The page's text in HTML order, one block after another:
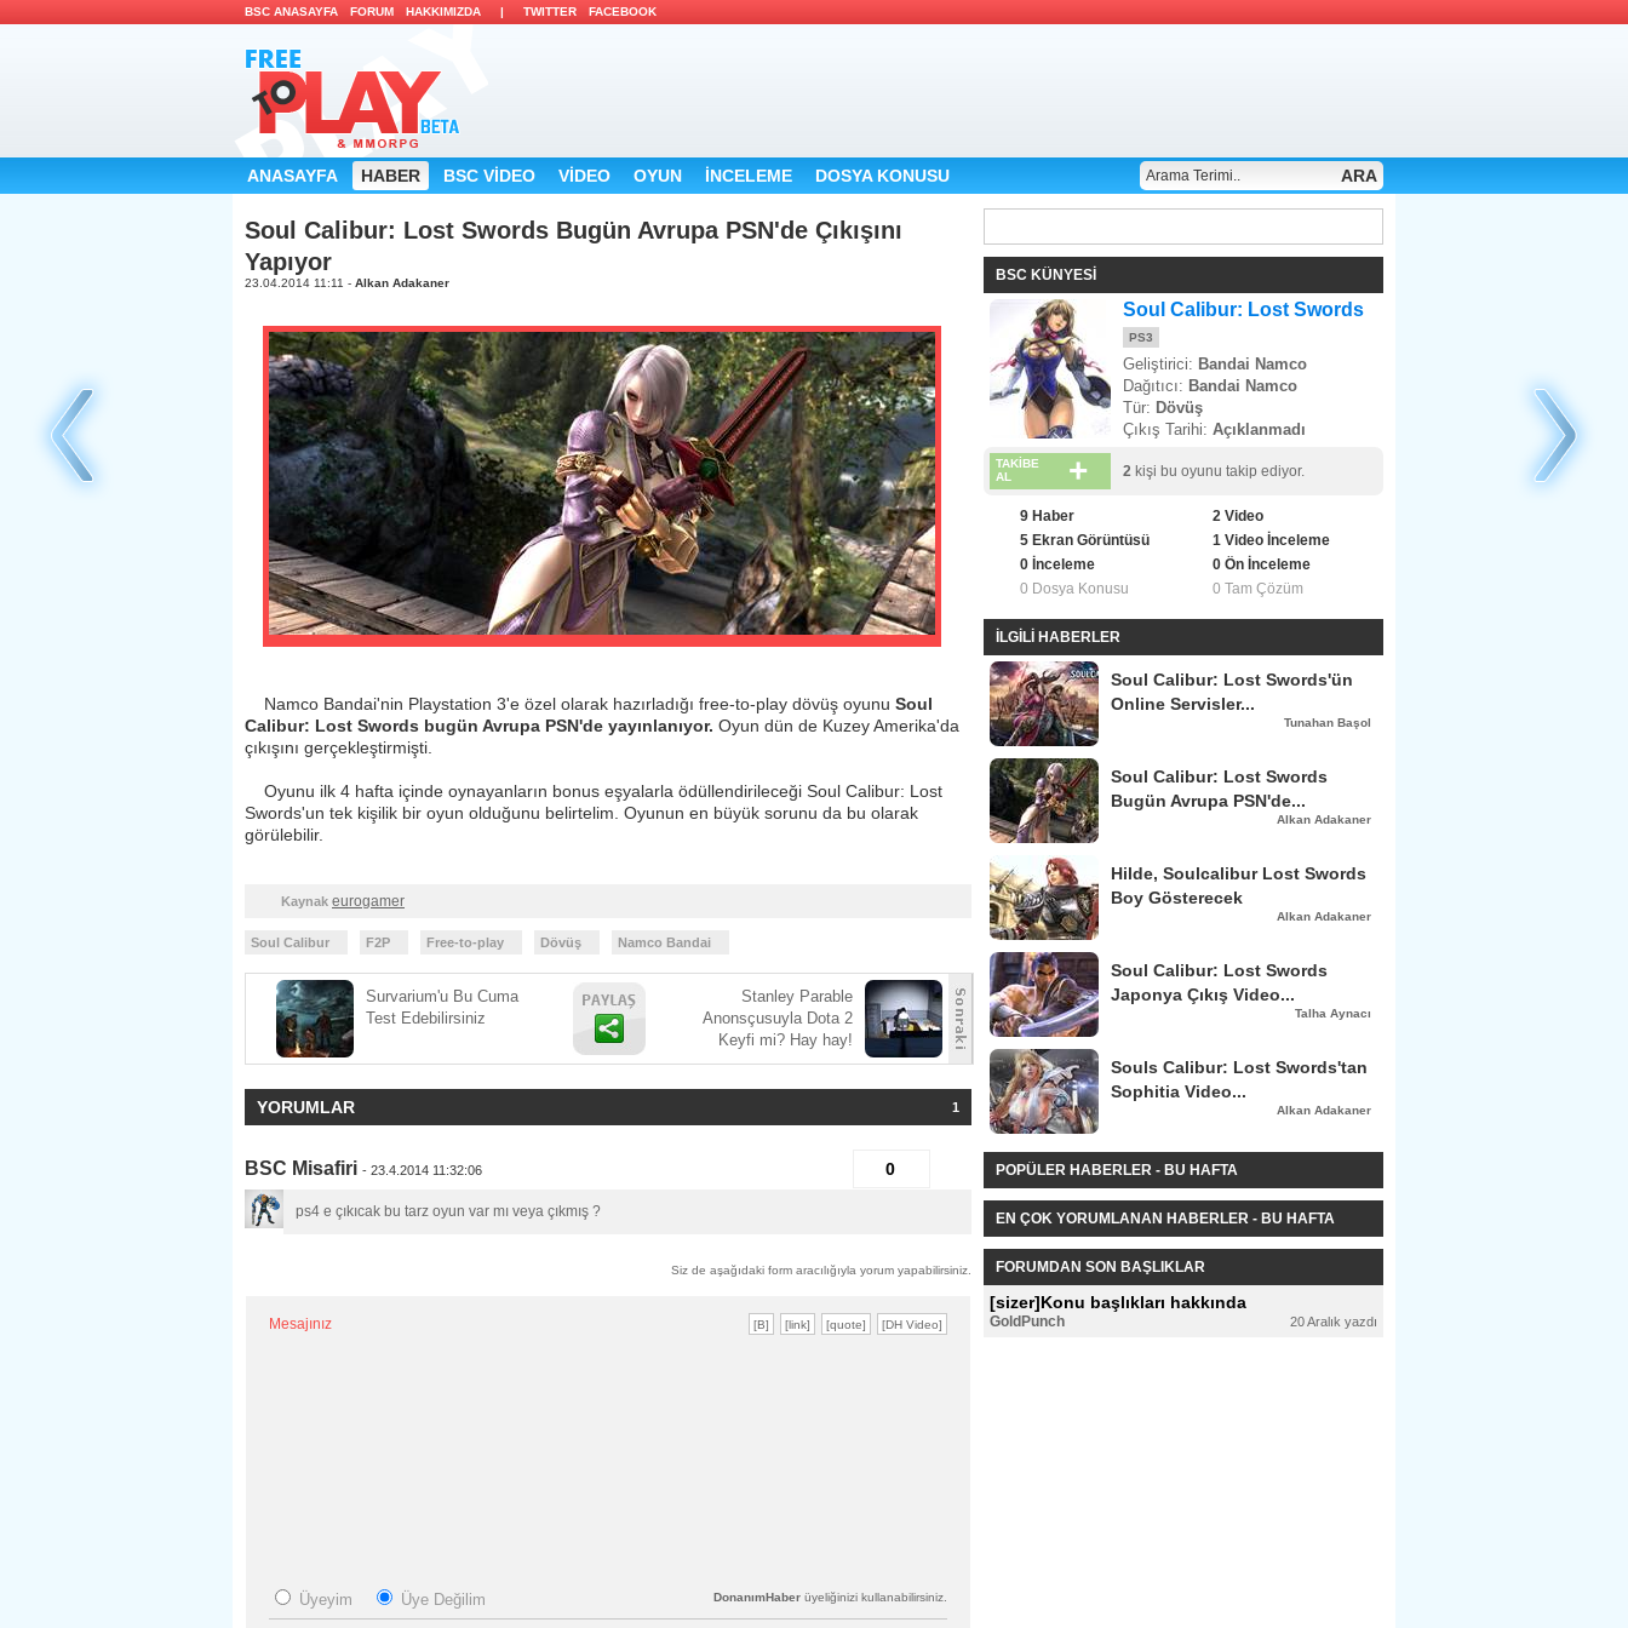
BSC ANASAYFA FORUM HAKKIMIZDA | TWITTER FACEBOOK
ANASAYFA HABER BSC VİDEO VİDEO OYUN İNCELEME DOSYA KONUSU ARA
Soul Calibur: Lost Swords Bugün Avrupa PSN'de Çıkışını
Yapıyor
23.04.2014 11:11 - Alkan Adakaner
Namco Bandai'nin Playstation 3'e özel olarak hazırladığı free-to-play dövüş oyunu Soul
Calibur: Lost Swords bugün Avrupa PSN'de yayınlanıyor. Oyun dün de Kuzey Amerika'da
çıkışını gerçekleştirmişti.
Oyunu ilk 4 hafta içinde oynayanların bonus eşyalarla ödüllendirileceği Soul Calibur: Lost
Swords'un tek kişilik bir oyun olduğunu belirtelim. Oyunun en büyük sorunu da bu olarak
görülebilir.
Kaynak eurogamer
Soul Calibur F2P Free-to-play Dövüş Namco Bandai
Survarium'u Bu Cuma
Test Edebilirsiniz
Stanley Parable
Anonsçusuyla Dota 2
Keyfi mi? Hay hay!
YORUMLAR 1
BSC Misafiri - 23.4.2014 11:32:06 0
ps4 e çıkıcak bu tarz oyun var mı veya çıkmış ?
Siz de aşağıdaki form aracılığıyla yorum yapabilirsiniz.
Mesajınız
Üyeyim Üye Değilim DonanımHaber üyeliğinizi kullanabilirsiniz.
BSC KÜNYESİ
Soul Calibur: Lost Swords
PS3
Geliştirici: Bandai Namco
Dağıtıcı: Bandai Namco
Tür: Dövüş
Çıkış Tarihi: Açıklanmadı
+
TAKİBE
AL
2 kişi bu oyunu takip ediyor.
9 Haber
2 Video
5 Ekran Görüntüsü
1 Video İnceleme
0 İnceleme
0 Ön İnceleme
0 Dosya Konusu
0 Tam Çözüm
İLGİLİ HABERLER
Soul Calibur: Lost Swords'ün
Online Servisler...
Tunahan Başol
Soul Calibur: Lost Swords
Bugün Avrupa PSN'de...
Alkan Adakaner
Hilde, Soulcalibur Lost Swords
Boy Gösterecek
Alkan Adakaner
Soul Calibur: Lost Swords
Japonya Çıkış Video...
Talha Aynacı
Souls Calibur: Lost Swords'tan
Sophitia Video...
Alkan Adakaner
POPÜLER HABERLER - BU HAFTA
EN ÇOK YORUMLANAN HABERLER - BU HAFTA
FORUMDAN SON BAŞLIKLAR
[sizer]Konu başlıkları hakkında
GoldPunch 20 Aralık yazdı